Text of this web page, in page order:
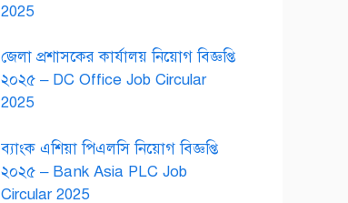
2025
জেলা প্রশাসকের কার্যালয় নিয়োগ বিজ্ঞপ্তি
২০২৫ – DC Office Job Circular
2025
ব্যাংক এশিয়া পিএলসি নিয়োগ বিজ্ঞপ্তি
২০২৫ – Bank Asia PLC Job
Circular 2025